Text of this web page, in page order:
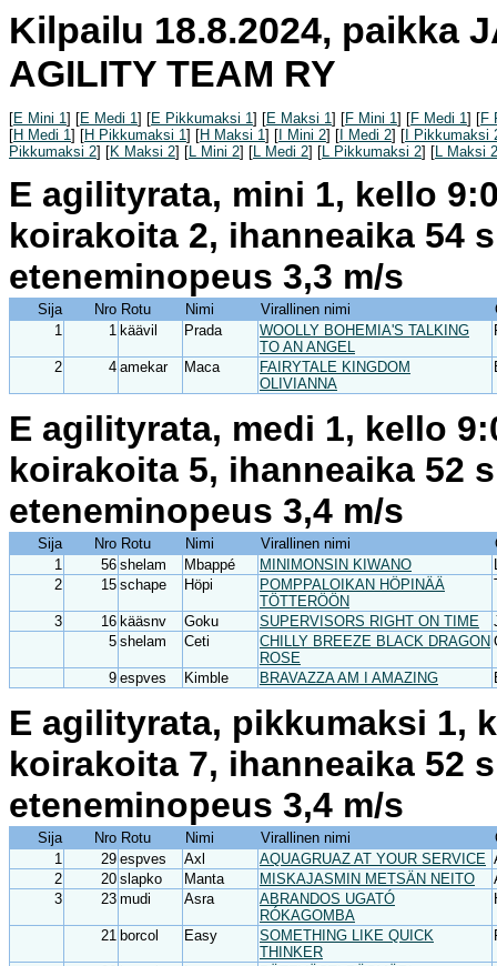
Kilpailu 18.8.2024, paikka
AGILITY TEAM RY
[E Mini 1] [E Medi 1] [E Pikkumaksi 1] [E Maksi 1] [F Mini 1] [F Medi 1] [F
[H Medi 1] [H Pikkumaksi 1] [H Maksi 1] [ I Mini 2] [ I Medi 2] [ I Pikkumaksi
Pikkumaksi 2] [K Maksi 2] [L Mini 2] [L Medi 2] [L Pikkumaksi 2] [L Maksi 2
E agilityrata, mini 1, kello
koirakoita 2, ihanneaika 54
eteneminopeus 3,3 m/s
Sija Nro Rotu Nimi Virallinen nimi
1
1 käävil Prada
WOOLLY BOHEMIA'S TALKING
TO AN ANGEL
2 4 amekar Maca
FAIRYTALE KINGDOM
OLIVIANNA
E agilityrata, medi 1, kello
koirakoita 5, ihanneaika 52
eteneminopeus 3,4 m/s
Sija Nro Rotu Nimi Virallinen nimi
1
56 shelam Mbappé MINIMONSIN KIWANO
2
15 schape Höpi
POMPPALOIKAN HÖPINÄÄ
TÖTTERÖÖN
3 16 kääsnv Goku SUPERVISORS RIGHT ON TIME
5 shelam Ceti
CHILLY BREEZE BLACK DRAGON
ROSE
9 espves Kimble BRAVAZZA AM I AMAZING
E agilityrata, pikkumaksi 1,
koirakoita 7, ihanneaika 52
eteneminopeus 3,4 m/s
Sija Nro Rotu Nimi Virallinen nimi
1
29 espves Axl AQUAGRUAZ AT YOUR SERVICE
2
20 slapko Manta MISKAJASMIN METSÄN NEITO
3
23 mudi Asra
ABRANDOS UGATÓ
RÓKAGOMBA
21 borcol Easy
SOMETHING LIKE QUICK
THINKER